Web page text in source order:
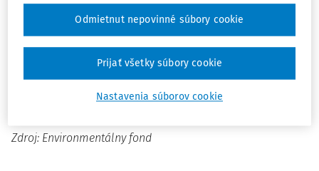
poskytnutia informácií príjemcovi o výsledkoch finančnej
kontroly verejného obstarávania.
Celé znenie usmernenia nájdete
Zdroj: Environmentálny fond
Nastavenia súborov cookie
Odmietnut nepovinné súbory cookie
Prijať všetky súbory cookie